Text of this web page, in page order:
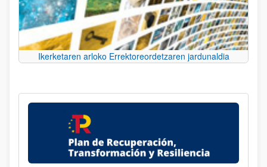
Ikerketaren arloko Errektoreordetzaren jardunaldia